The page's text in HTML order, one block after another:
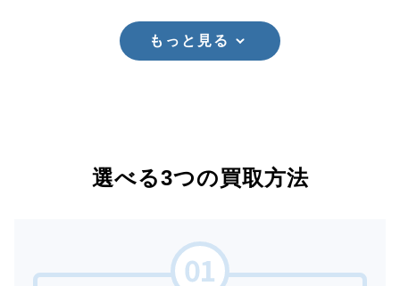
もっと見る
選べる3つの買取方法